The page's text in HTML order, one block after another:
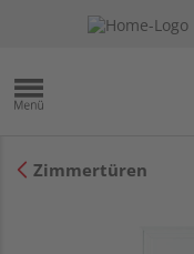
Zimmertüren